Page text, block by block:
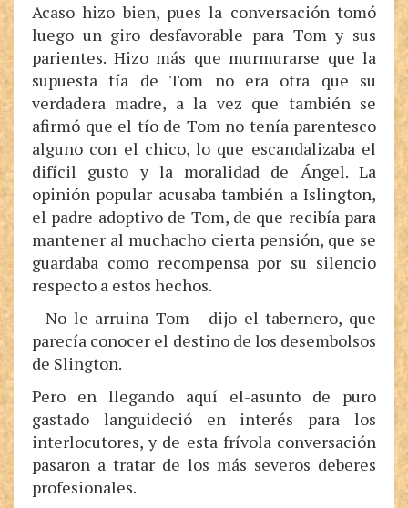
Acaso hizo bien, pues la conversación tomó
luego un giro desfavorable para Tom y sus
parientes. Hizo más que murmurarse que la
supuesta tía de Tom no era otra que su
verdadera madre, a la vez que también se
afirmó que el tío de Tom no tenía parentesco
alguno con el chico, lo que escandalizaba el
difícil gusto y la moralidad de Ángel. La
opinión popular acusaba también a Islington,
el padre adoptivo de Tom, de que recibía para
mantener al muchacho cierta pensión, que se
guardaba como recompensa por su silencio
respecto a estos hechos.
—No le arruina Tom —dijo el tabernero, que
parecía conocer el destino de los desembolsos
de Slington.
Pero en llegando aquí el-asunto de puro
gastado languideció en interés para los
interlocutores, y de esta frívola conversación
pasaron a tratar de los más severos deberes
profesionales.